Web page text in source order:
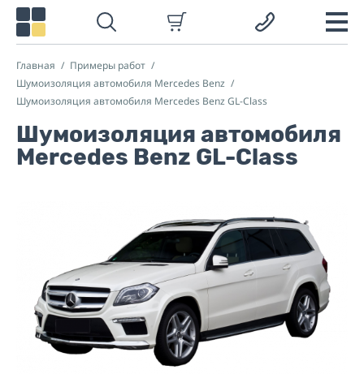
Главная
Примеры работ
Шумоизоляция автомобиля Mercedes Benz
Шумоизоляция автомобиля Mercedes Benz GL-Class
Шумоизоляция автомобиля
Mercedes Benz GL-Class